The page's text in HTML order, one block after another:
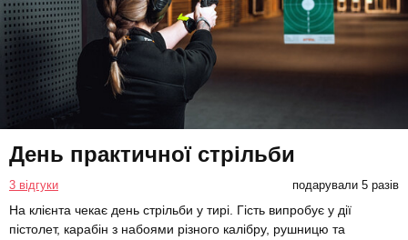
День практичної стрільби
3 відгуки подарували 5 разів
На клієнта чекає день стрільби у тирі. Гість випробує у дії
пістолет, карабін з набоями різного калібру, рушницю та